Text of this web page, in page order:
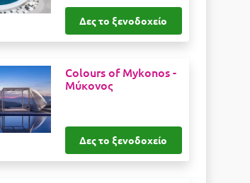
Δες το ξενοδοχείο
Colours of Mykonos -
Μύκονος
Δες το ξενοδοχείο